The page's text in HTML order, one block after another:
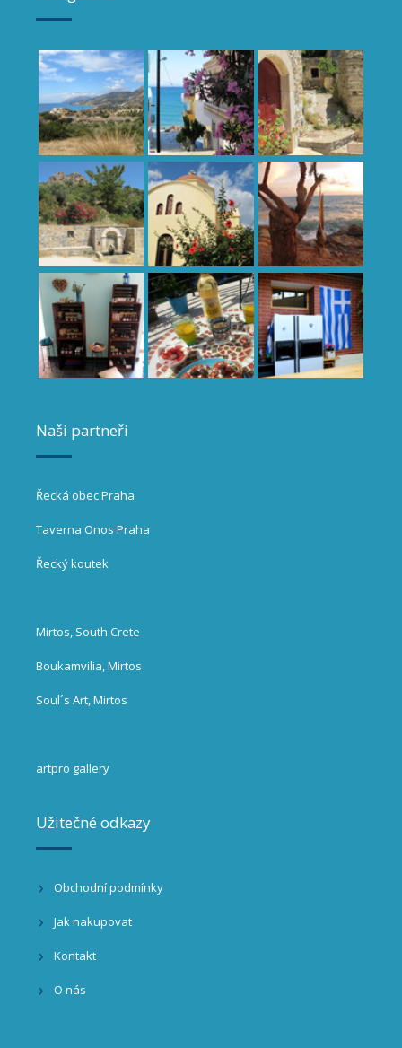
Naši partneři
Řecká obec Praha
Taverna Onos Praha
Řecký koutek
Mirtos, South Crete
Boukamvilia, Mirtos
Soul´s Art, Mirtos
artpro gallery
Užitečné odkazy
Obchodní podmínky
Jak nakupovat
Kontakt
O nás